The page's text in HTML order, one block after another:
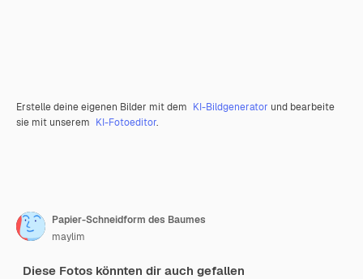
Erstelle deine eigenen Bilder mit dem KI-Bildgenerator und bearbeite
sie mit unserem KI-Fotoeditor.
Papier-Schneidform des Baumes
maylim
Diese Fotos könnten dir auch gefallen